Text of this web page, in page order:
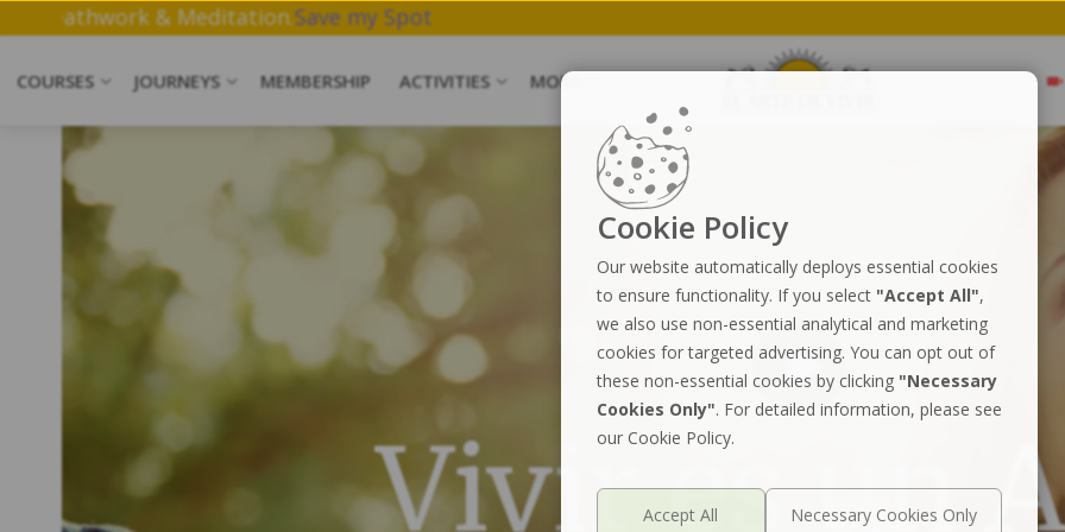
a free 1 hr workshop on Yoga, Breathwork & Meditation.
COURSES JOURNEYS MEMBERSHIP ACTIVITIES MORE
Vivir es un
Cookie Policy
Our website automatically deploys essential cookies
to ensure functionality. If you select "Accept All",
we also use non-essential analytical and marketing
cookies for targeted advertising. You can opt out of
these non-essential cookies by clicking "Necessary
Cookies Only". For detailed information, please see
our Cookie Policy.